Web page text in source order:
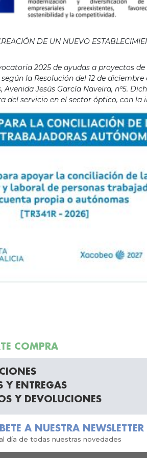
DE UN NUEVO
2025 de ayudas a proyectos
la Resolución del 12 de diciembre
Jesús García Naveira, nº5.
servicio en el sector óptico, con la
COMPRA
Y ENTREGAS
Y DEVOLUCIONES
A NUESTRA NEWSLETTER
día de todas nuestras novedades